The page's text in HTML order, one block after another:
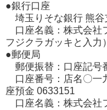
●銀行口座
埼玉りそな銀行 熊
口座名義：株式会
フジクラガッキと入力）
●郵便局
郵便振替：口座記号
口座番号：店名〇一
座預金 0633151
口座名義：株式会